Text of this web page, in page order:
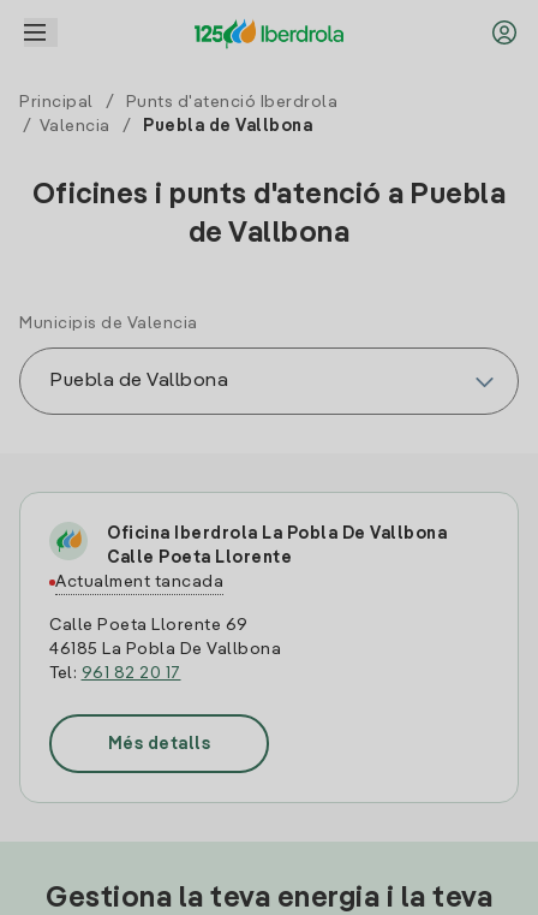
Principal /
Punts d'atenció Iberdrola
/ Valencia / Puebla de Vallbona
Oficines i punts d'atenció a Puebla
de Vallbona
Municipis de Valencia
Oficina Iberdrola La Pobla De Vallbona
Calle Poeta Llorente
Actualment tancada
Calle Poeta Llorente 69
46185 La Pobla De Vallbona
Tel: 961 82 20 17
Més detalls
Gestiona la teva energia i la teva